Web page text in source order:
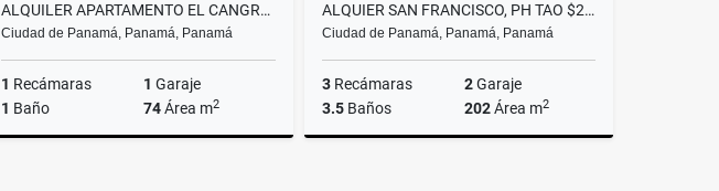
ALQUILER APARTAMENTO EL CANGREJO AMOBLADO. (DV)
Ciudad de Panamá, Panamá, Panamá
1 Recámaras 1 Garaje
1 Baño 74Área m2
ALQUIER SAN FRANCISCO, PH TAO $2100 3REC
Ciudad de Panamá, Panamá, Panamá
3Recámaras 2Garaje
3.5Baños 202Área m2